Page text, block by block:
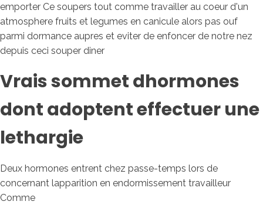
emporter Ce soupers tout comme travailler au coeur d'un
atmosphere fruits et legumes en canicule alors pas ouf
parmi dormance aupres et eviter de enfoncer de notre nez
depuis ceci souper diner
Vrais sommet dhormones
dont adoptent effectuer une
lethargie
Deux hormones entrent chez passe-temps lors de
concernant lapparition en endormissement travailleur
Comme